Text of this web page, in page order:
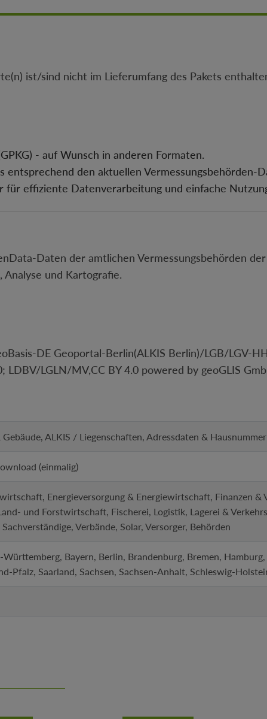
ist/sind nicht im Lieferumfang des Pakets
- auf Wunsch in anderen Formaten.
entsprechend den aktuellen Vermessungsbehörden-
effiziente Datenverarbeitung und einfache
Daten der amtlichen Vermessungsbehörden
Analyse und Kartografie.
DE Geoportal-Berlin(ALKIS Berlin)/LGB/LGV-
LGLN/MV,CC BY 4.0 powered by geoGLIS
ALKIS / Liegenschaften, Adressdaten &
(einmalig)
Energieversorgung & Energiewirtschaft, Finanzen
und Forstwirtschaft, Fischerei, Logistik, Lagerei &
Verbände, Solar, Versorger, Behörden
Bayern, Berlin, Brandenburg, Bremen,
Pfalz, Saarland, Sachsen, Sachsen-Anhalt, Schleswig-